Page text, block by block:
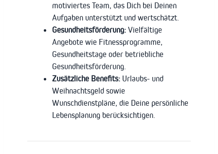
motiviertes Team, das Dich bei Deinen
Aufgaben unterstützt und wertschätzt.
Gesundheitsförderung: Vielfältige
Angebote wie Fitnessprogramme,
Gesundheitstage oder betriebliche
Gesundheitsförderung.
Zusätzliche Benefits: Urlaubs- und
Weihnachtsgeld sowie
Wunschdienstpläne, die Deine persönliche
Lebensplanung berücksichtigen.